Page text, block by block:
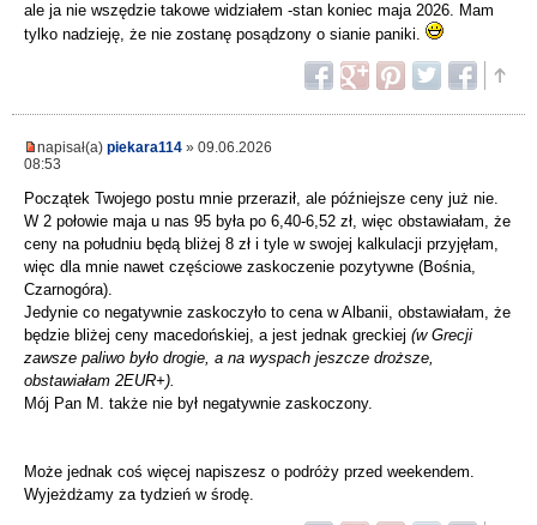
ale ja nie wszędzie takowe widziałem -stan koniec maja 2026. Mam
tylko nadzieję, że nie zostanę posądzony o sianie paniki.
napisał(a) piekara114 » 09.06.2026
08:53
Początek Twojego postu mnie przeraził, ale późniejsze ceny już nie.
W 2 połowie maja u nas 95 była po 6,40-6,52 zł, więc obstawiałam, że
ceny na południu będą bliżej 8 zł i tyle w swojej kalkulacji przyjęłam,
więc dla mnie nawet częściowe zaskoczenie pozytywne (Bośnia,
Czarnogóra).
Jedynie co negatywnie zaskoczyło to cena w Albanii, obstawiałam, że
będzie bliżej ceny macedońskiej, a jest jednak greckiej (w Grecji
zawsze paliwo było drogie, a na wyspach jeszcze droższe,
obstawiałam 2EUR+).
Mój Pan M. także nie był negatywnie zaskoczony.
Może jednak coś więcej napiszesz o podróży przed weekendem.
Wyjeżdżamy za tydzień w środę.